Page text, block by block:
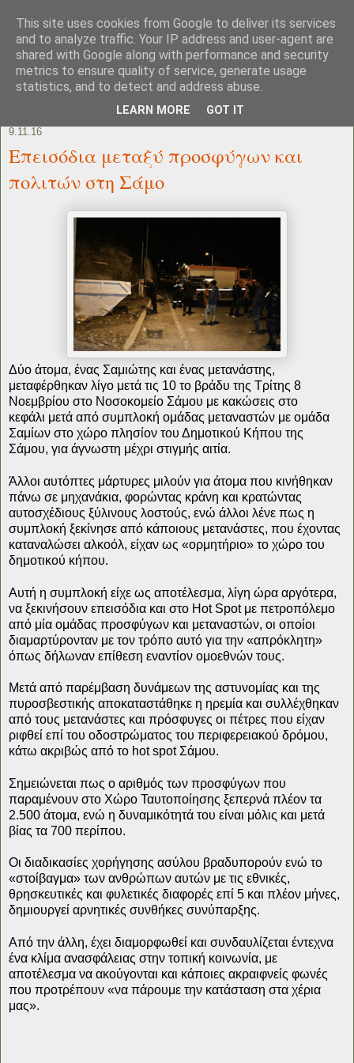
9.11.16
Επεισόδια μεταξύ προσφύγων και
πολιτών στη Σάμο
Δύο άτομα, ένας Σαμιώτης και ένας μετανάστης,
μεταφέρθηκαν λίγο μετά τις 10 το βράδυ της Τρίτης 8
Νοεμβρίου στο Νοσοκομείο Σάμου με κακώσεις στο
κεφάλι μετά από συμπλοκή ομάδας μεταναστών με ομάδα
Σαμίων στο χώρο πλησίον του Δημοτικού Κήπου της
Σάμου, για άγνωστη μέχρι στιγμής αιτία.
Άλλοι αυτόπτες μάρτυρες μιλούν για άτομα που κινήθηκαν
πάνω σε μηχανάκια, φορώντας κράνη και κρατώντας
αυτοσχέδιους ξύλινους λοστούς, ενώ άλλοι λένε πως η
συμπλοκή ξεκίνησε από κάποιους μετανάστες, που έχοντας
καταναλώσει αλκοόλ, είχαν ως «ορμητήριο» το χώρο του
δημοτικού κήπου.
Αυτή η συμπλοκή είχε ως αποτέλεσμα, λίγη ώρα αργότερα,
να ξεκινήσουν επεισόδια και στο Ηot Spot με πετροπόλεμο
από μία ομάδας προσφύγων και μεταναστών, οι οποίοι
διαμαρτύρονταν με τον τρόπο αυτό για την «απρόκλητη»
όπως δήλωναν επίθεση εναντίον ομοεθνών τους.
Μετά από παρέμβαση δυνάμεων της αστυνομίας και της
πυροσβεστικής αποκαταστάθηκε η ηρεμία και συλλέχθηκαν
από τους μετανάστες και πρόσφυγες οι πέτρες που είχαν
ριφθεί επί του οδοστρώματος του περιφερειακού δρόμου,
κάτω ακριβώς από το hot spot Σάμου.
Σημειώνεται πως ο αριθμός των προσφύγων που
παραμένουν στο Χώρο Ταυτοποίησης ξεπερνά πλέον τα
2.500 άτομα, ενώ η δυναμικότητά του είναι μόλις και μετά
βίας τα 700 περίπου.
Οι διαδικασίες χορήγησης ασύλου βραδυπορούν ενώ το
«στοίβαγμα» των ανθρώπων αυτών με τις εθνικές,
θρησκευτικές και φυλετικές διαφορές επί 5 και πλέον μήνες,
δημιουργεί αρνητικές συνθήκες συνύπαρξης.
Από την άλλη, έχει διαμορφωθεί και συνδαυλίζεται έντεχνα
ένα κλίμα ανασφάλειας στην τοπική κοινωνία, με
αποτέλεσμα να ακούγονται και κάποιες ακραιφνείς φωνές
που προτρέπουν «να πάρουμε την κατάσταση στα χέρια
μας».
This site uses cookies from Google to deliver its services
and to analyze traffic. Your IP address and user-agent are
shared with Google along with performance and security
metrics to ensure quality of service, generate usage
statistics, and to detect and address abuse.
LEARN MORE GOT IT